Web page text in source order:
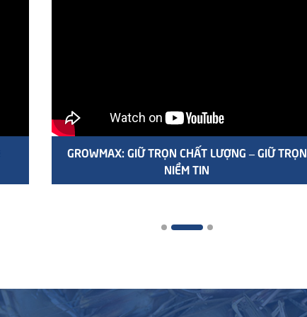
GROWMAX: GIỮ TRỌN CHẤT LƯỢNG – GIỮ TRỌN
NIỀM TIN